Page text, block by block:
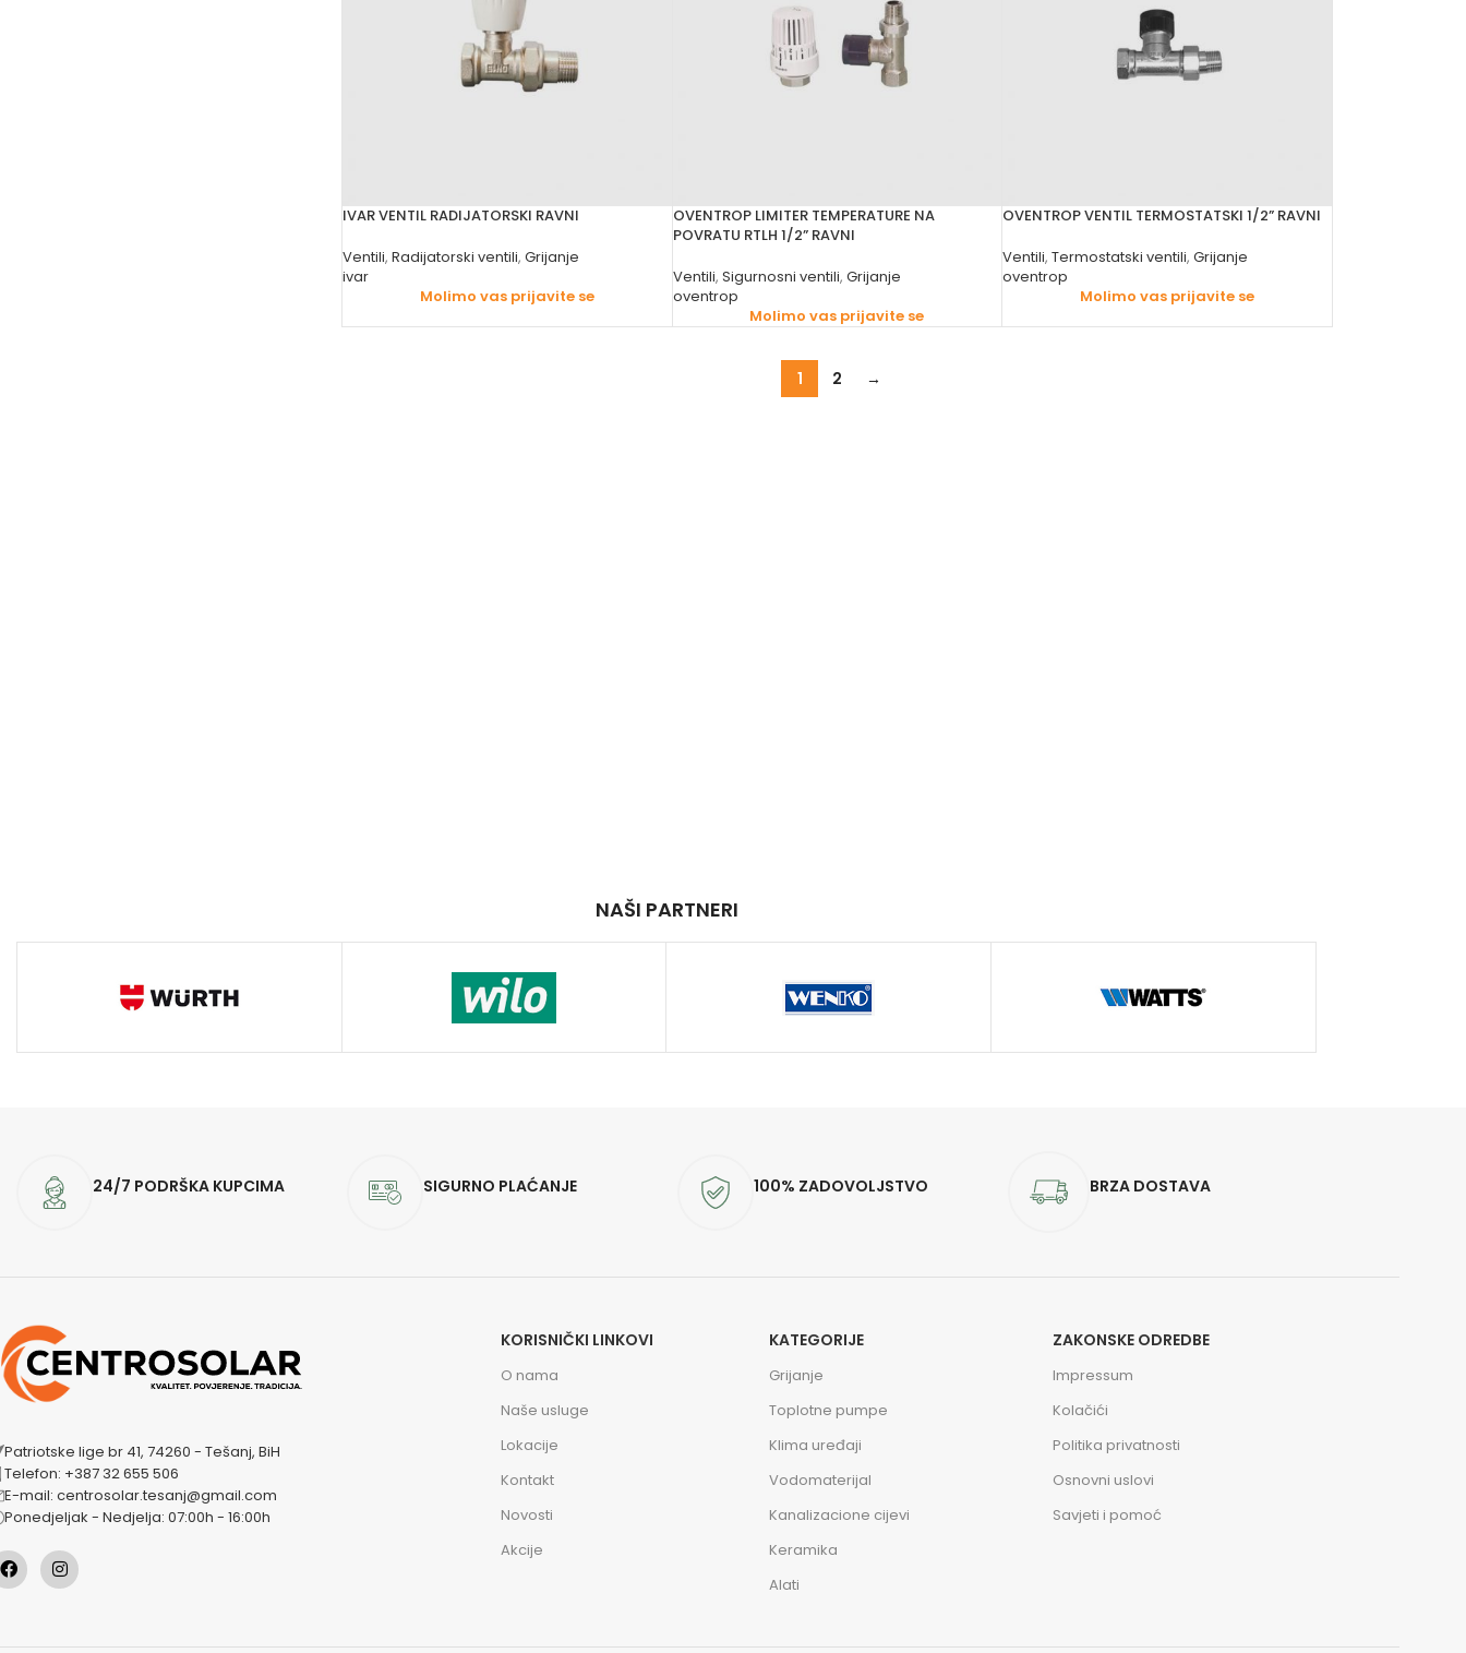
IVAR VENTIL RADIJATORSKI RAVNI
Ventili, Radijatorski ventili, Grijanje
ivar
Molimo vas prijavite se
OVENTROP LIMITER TEMPERATURE NA
POVRATU RTLH 1/2” RAVNI
Ventili, Sigurnosni ventili, Grijanje
oventrop
Molimo vas prijavite se
OVENTROP VENTIL TERMOSTATSKI 1/2” RAVNI
Ventili, Termostatski ventili, Grijanje
oventrop
Molimo vas prijavite se
1 2 →
NAŠI PARTNERI
24/7 PODRŠKA KUPCIMA SIGURNO PLAĆANJE 100% ZADOVOLJSTVO BRZA DOSTAVA
Patriotske lige br 41, 74260 - Tešanj, BiH
Telefon: +387 32 655 506
E-mail: centrosolar.tesanj@gmail.com
Ponedjeljak - Nedjelja: 07:00h - 16:00h
KORISNIČKI LINKOVI
O nama
Naše usluge
Lokacije
Kontakt
Novosti
Akcije
KATEGORIJE
Grijanje
Toplotne pumpe
Klima uređaji
Vodomaterijal
Kanalizacione cijevi
Keramika
Alati
ZAKONSKE ODREDBE
Impressum
Kolačići
Politika privatnosti
Osnovni uslovi
Savjeti i pomoć